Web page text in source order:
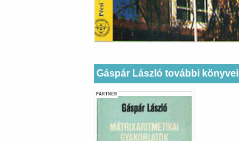
Gáspár László további könyvei
PARTNER